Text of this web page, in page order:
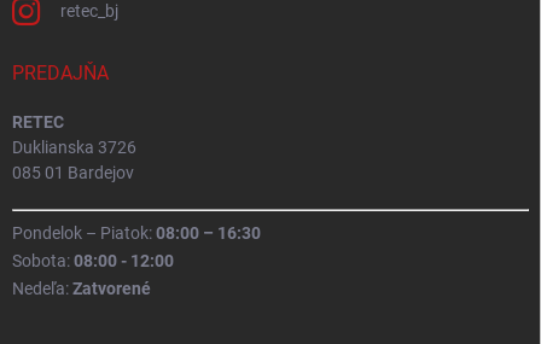
retec_bj
PREDAJŇA
RETEC
Duklianska 3726
085 01 Bardejov
Pondelok – Piatok:08:00 – 16:30
Sobota:08:00 - 12:00
Nedeľa:Zatvorené